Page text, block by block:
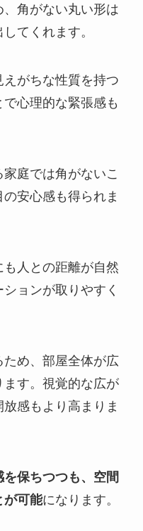
角がない丸い形は
てくれます。
がちな性質を持つ
心理的な緊張感も
庭では角がないこ
安心感も得られま
人との距離が自然
ョンが取りやすく
ため、部屋全体が広
ます。視覚的な広が
感もより高まりま
保ちつつも、空間
が可能になります。